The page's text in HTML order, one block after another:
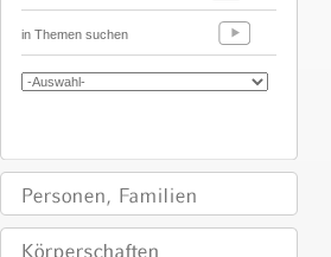
in Themen suchen